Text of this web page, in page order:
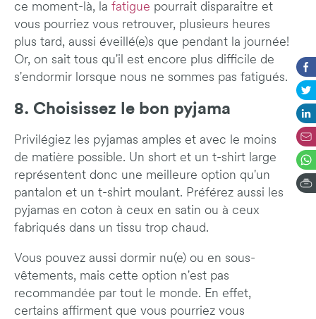
ce moment-là, la fatigue pourrait disparaitre et
vous pourriez vous retrouver, plusieurs heures
plus tard, aussi éveillé(e)s que pendant la journée!
Or, on sait tous qu'il est encore plus difficile de
s'endormir lorsque nous ne sommes pas fatigués.
8. Choisissez le bon pyjama
Privilégiez les pyjamas amples et avec le moins
de matière possible. Un short et un t-shirt large
représentent donc une meilleure option qu'un
pantalon et un t-shirt moulant. Préférez aussi les
pyjamas en coton à ceux en satin ou à ceux
fabriqués dans un tissu trop chaud.
Vous pouvez aussi dormir nu(e) ou en sous-
vêtements, mais cette option n'est pas
recommandée par tout le monde. En effet,
certains affirment que vous pourriez vous